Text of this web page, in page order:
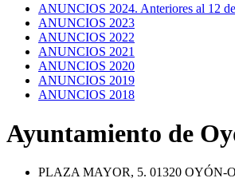
ANUNCIOS 2024. Anteriores al 12
ANUNCIOS 2023
ANUNCIOS 2022
ANUNCIOS 2021
ANUNCIOS 2020
ANUNCIOS 2019
ANUNCIOS 2018
Ayuntamiento de
PLAZA MAYOR, 5. 01320